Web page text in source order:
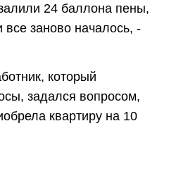
24 баллона пены,
заново началось, -
который
задался вопросом,
квартиру на 10